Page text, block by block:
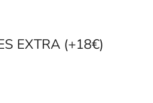
EXTRA (+18€)